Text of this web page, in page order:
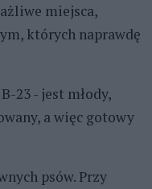
miejsca,
których naprawdę
23 - jest młody,
a więc gotowy
psów. Przy